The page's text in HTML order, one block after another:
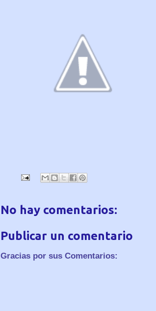
No hay comentarios:
Publicar un comentario
Gracias por sus Comentarios: